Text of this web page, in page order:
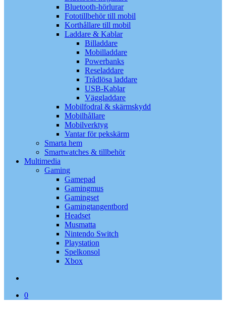
Bluetooth-hörlurar
Fototillbehör till mobil
Korthållare till mobil
Laddare & Kablar
Billaddare
Mobilladdare
Powerbanks
Reseladdare
Trådlösa laddare
USB-Kablar
Väggladdare
Mobilfodral & skärmskydd
Mobilhållare
Mobilverktyg
Vantar för pekskärm
Smarta hem
Smartwatches & tillbehör
Multimedia
Gaming
Gamepad
Gamingmus
Gamingset
Gamingtangentbord
Headset
Musmatta
Nintendo Switch
Playstation
Spelkonsol
Xbox
0